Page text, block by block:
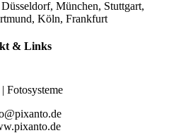
München, Stuttgart,
Köln, Frankfurt
& Links
Fotosysteme